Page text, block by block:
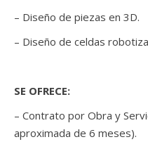
– Diseño de piezas en 3D.
– Diseño de celdas
SE OFRECE:
– Contrato por Obra y
aproximada de 6 meses).